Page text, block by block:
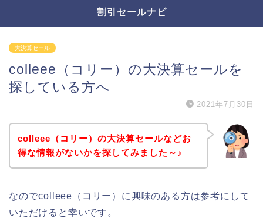
割引セールナビ
大決算セール
colleee（コリー）の大決算セールを
探している方へ
2021年7月30日
colleee（コリー）の大決算セールなどお
得な情報がないかを探してみました～♪
なのでcolleee（コリー）に興味のある方は参考にして
いただけると幸いです。